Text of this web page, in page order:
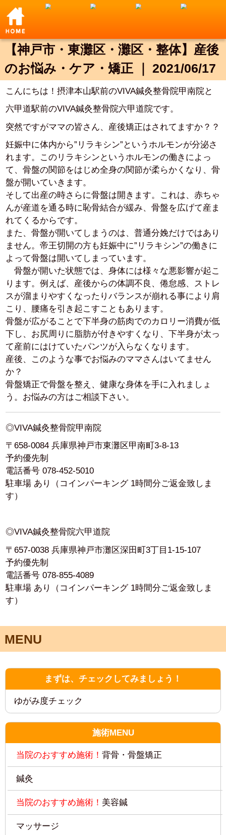
【神戸市・東灘区・灘区・整体】産後
のお悩み・ケア・矯正 ｜ 2021/06/17
こんにちは！摂津本山駅前のVIVA鍼灸整骨院甲南院と
六甲道駅前のVIVA鍼灸整骨院六甲道院です。
突然ですがママの皆さん、産後矯正はされてますか？？
れます。このリラキシンというホルモンの働きによっ
て、骨盤の関節をはじめ全身の関節が柔らかくなり、骨
盤が開いていきます。
そして出産の時さらに骨盤は開きます。これは、赤ちゃ
んが産道を通る時に恥骨結合が緩み、骨盤を広げて産ま
れてくるからです。
また、骨盤が開いてしまうのは、普通分娩だけではあり
ません。帝王切開の方も妊娠中に”リラキシン”の働きに
よって骨盤は開いてしまっています。
骨盤が開いた状態では、身体には様々な悪影響が起こ
ります。例えば、産後からの体調不良、倦怠感、ストレ
スが溜まりやすくなったりバランスが崩れる事により肩
こり、腰痛を引き起こすこともあります。
骨盤が広がることで下半身の筋肉でのカロリー消費が低
下し、お尻周りに脂肪が付きやすくなり、下半身が太っ
て産前にはけていたパンツが入らなくなります。
産後、このような事でお悩みのママさんはいてません
か？
骨盤矯正で骨盤を整え、健康な身体を手に入れましょ
う。お悩みの方はご相談下さい。
〒658-0084 兵庫県神戸市東灘区甲南町3-8-13
電話番号 078-452-5010
駐車場 あり（コインパーキング 1時間分ご返金致しま
す）
予約優先制
電話番号 078-855-4089
駐車場 あり（コインパーキング 1時間分ご返金致しま
す）
MENU
鍼灸
小顔矯正